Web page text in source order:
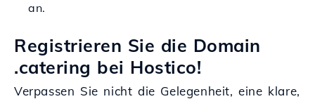
an.
Registrieren Sie die Domain
.catering bei Hostico!
Verpassen Sie nicht die Gelegenheit, eine klare,